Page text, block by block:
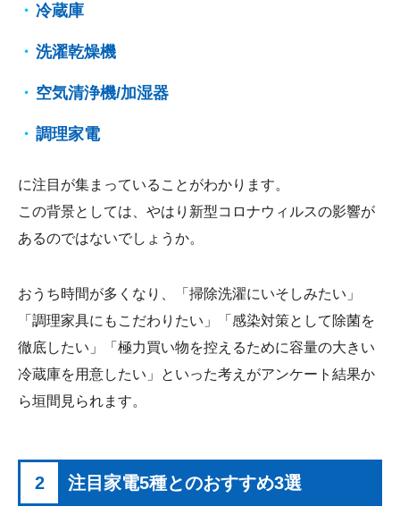
冷蔵庫
洗濯乾燥機
空気清浄機/加湿器
調理家電
に注目が集まっていることがわかります。
この背景としては、やはり新型コロナウィルスの影響が
あるのではないでしょうか。
おうち時間が多くなり、「掃除洗濯にいそしみたい」
「調理家具にもこだわりたい」「感染対策として除菌を
徹底したい」「極力買い物を控えるために容量の大きい
冷蔵庫を用意したい」といった考えがアンケート結果か
ら垣間見られます。
2 注目家電5種とのおすすめ3選